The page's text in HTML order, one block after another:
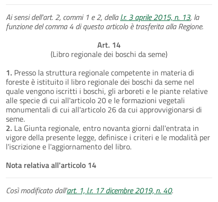
Ai sensi dell'art. 2, commi 1 e 2, dellal.r. 3 aprile 2015, n. 13, la
funzione del comma 4 di questo articolo è trasferita alla Regione.
Art. 14
(Libro regionale dei boschi da seme)
1. Presso la struttura regionale competente in materia di
foreste è istituito il libro regionale dei boschi da seme nel
quale vengono iscritti i boschi, gli arboreti e le piante relative
alle specie di cui all'articolo 20 e le formazioni vegetali
monumentali di cui all'articolo 26 da cui approvvigionarsi di
seme.
2. La Giunta regionale, entro novanta giorni dall'entrata in
vigore della presente legge, definisce i criteri e le modalità per
l'iscrizione e l'aggiornamento del libro.
Nota relativa all'articolo 14
Così modificato dall'art. 1, l.r. 17 dicembre 2019, n. 40.